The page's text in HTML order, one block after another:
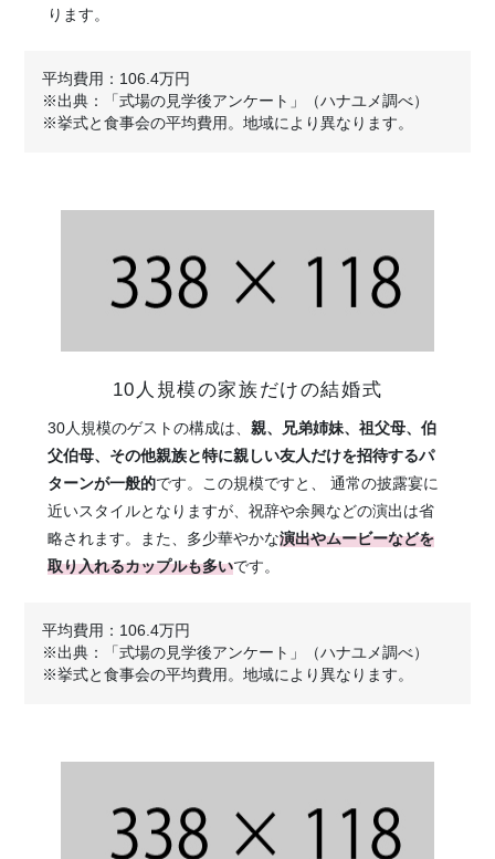
ります。
平均費用：106.4万円
※出典：「式場の見学後アンケート」（ハナユメ調べ）
※挙式と食事会の平均費用。地域により異なります。
10人規模の家族だけの結婚式
30人規模のゲストの構成は、 親、兄弟姉妹、祖父母、伯
父伯母、その他親族と特に親しい友人だけを招待するパ
ターンが一般的です。この規模ですと、 通常の披露宴に
近いスタイルとなりますが、祝辞や余興などの演出は省
略されます。また、多少華やかな演出やムービーなどを
取り入れるカップルも多いです。
平均費用：106.4万円
※出典：「式場の見学後アンケート」（ハナユメ調べ）
※挙式と食事会の平均費用。地域により異なります。